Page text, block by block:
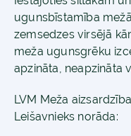
ugunsbīstamība
zemsedzes virsējā
meža ugunsgrēku
apzināta, neapzināta
LVM Meža
Leišavnieks norāda: